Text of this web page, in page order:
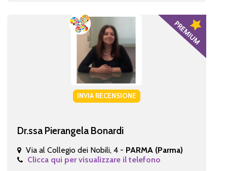
INVIA RECENSIONE
Dr.ssa Pierangela Bonardi
Via al Collegio dei Nobili, 4 - PARMA (Parma)
Clicca qui per visualizzare il telefono